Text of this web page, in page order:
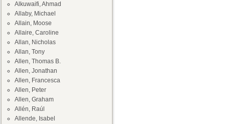
Alkuwaifi, Ahmad
Allaby, Michael
Allain, Moose
Allaire, Caroline
Allan, Nicholas
Allan, Tony
Allen, Thomas B.
Allen, Jonathan
Allen, Francesca
Allen, Peter
Allen, Graham
Allén, Raúl
Allende, Isabel